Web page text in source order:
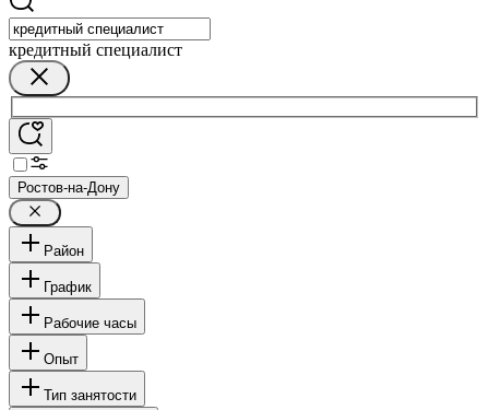
кредитный специалист
Ростов-на-Дону
Район
График
Рабочие часы
Опыт
Тип занятости